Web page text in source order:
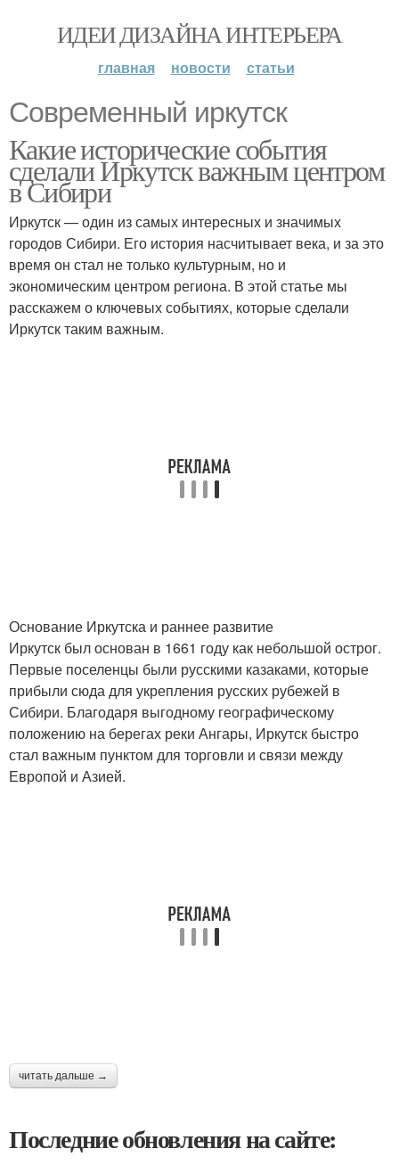
ИДЕИ ДИЗАЙНА ИНТЕРЬЕРА
главная новости статьи
Современный иркутск
Какие исторические события
сделали Иркутск важным центром
в Сибири
Иркутск — один из самых интересных и значимых
городов Сибири. Его история насчитывает века, и за это
время он стал не только культурным, но и
экономическим центром региона. В этой статье мы
расскажем о ключевых событиях, которые сделали
Иркутск таким важным.
Основание Иркутска и раннее развитие
Иркутск был основан в 1661 году как небольшой острог.
Первые поселенцы были русскими казаками, которые
прибыли сюда для укрепления русских рубежей в
Сибири. Благодаря выгодному географическому
положению на берегах реки Ангары, Иркутск быстро
стал важным пунктом для торговли и связи между
Европой и Азией.
читать дальше →
Последние обновления на сайте: